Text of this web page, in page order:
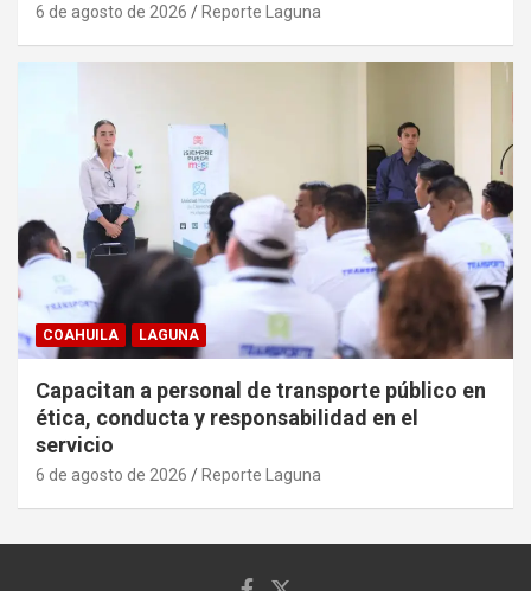
6 de agosto de 2026 Reporte Laguna
COAHUILA LAGUNA
Capacitan a personal de transporte público en
ética, conducta y responsabilidad en el
servicio
6 de agosto de 2026 Reporte Laguna